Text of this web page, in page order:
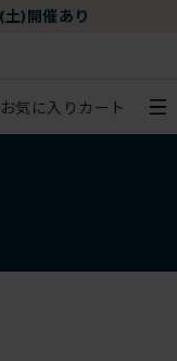
(土)開催あり
お気に入り カート